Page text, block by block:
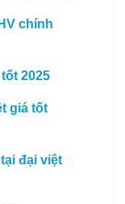
chính
2025
giá tốt
đại việt